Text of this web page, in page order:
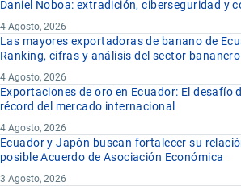
Daniel Noboa: extradición, ciberseguridad y
4 Agosto, 2026
Las mayores exportadoras de banano de
Ranking, cifras y análisis del sector bananero
4 Agosto, 2026
Exportaciones de oro en Ecuador: El desafío
récord del mercado internacional
4 Agosto, 2026
Ecuador y Japón buscan fortalecer su
posible Acuerdo de Asociación Económica
3 Agosto, 2026